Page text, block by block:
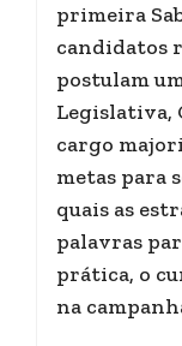
primeira
candidatos
postulam
Legislativa,
cargo
metas para
quais as
palavras
prática, o
na